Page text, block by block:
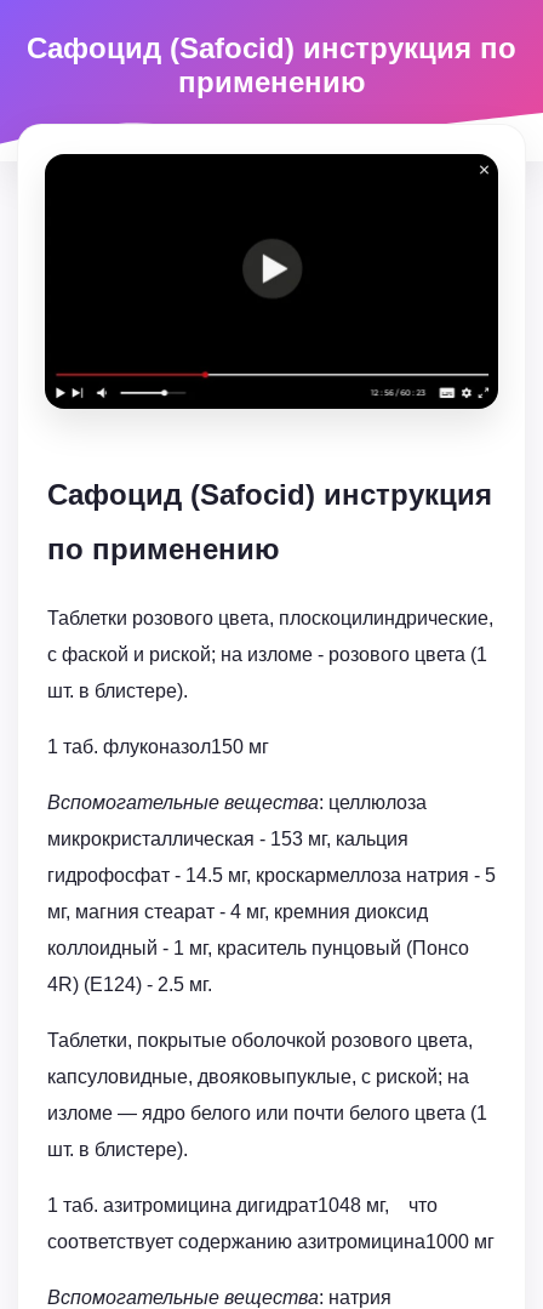
Сафоцид (Safocid) инструкция по
применению
Сафоцид (Safocid) инструкция
по применению
Таблетки розового цвета, плоскоцилиндрические,
с фаской и риской; на изломе - розового цвета (1
шт. в блистере).
1 таб. флуконазол150 мг
Вспомогательные вещества: целлюлоза
микрокристаллическая - 153 мг, кальция
гидрофосфат - 14.5 мг, кроскармеллоза натрия - 5
мг, магния стеарат - 4 мг, кремния диоксид
коллоидный - 1 мг, краситель пунцовый (Понсо
4R) (E124) - 2.5 мг.
Таблетки, покрытые оболочкой розового цвета,
капсуловидные, двояковыпуклые, с риской; на
изломе — ядро белого или почти белого цвета (1
шт. в блистере).
1 таб. азитромицина дигидрат1048 мг, что
соответствует содержанию азитромицина1000 мг
Вспомогательные вещества: натрия